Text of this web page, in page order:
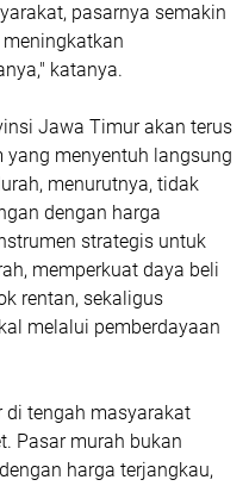
pasarnya semakin
katanya.
Jawa Timur akan terus
menyentuh langsung
menurutnya, tidak
dengan harga
strategis untuk
memperkuat daya beli
rentan, sekaligus
melalui pemberdayaan
di tengah masyarakat
Pasar murah bukan
harga terjangkau,